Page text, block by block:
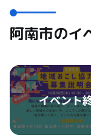
阿南市のイ